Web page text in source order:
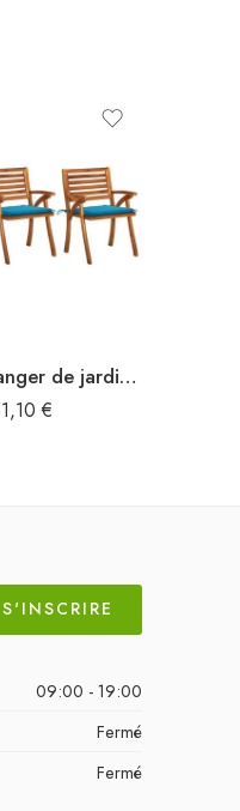
Chaises à manger de jardin avec coussins lot de 3 Acacia massif
€
S'INSCRIRE
09:00 - 19:00
Fermé
Fermé